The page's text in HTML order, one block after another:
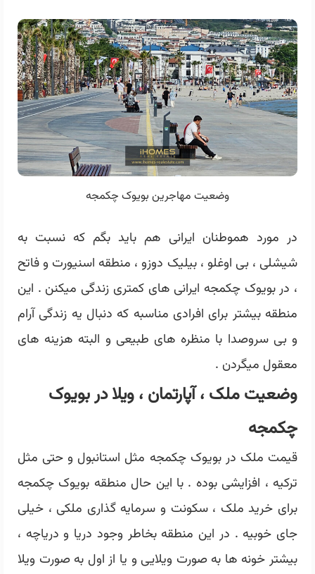
وضعیت مهاجرین بویوک چکمجه
در مورد هموطنان ایرانی هم باید بگم که نسبت به
شیشلی ، بی اوغلو ، بیلیک دوزو ، منطقه اسنیورت و فاتح
، در بویوک چکمجه ایرانی های کمتری زندگی میکنن . این
منطقه بیشتر برای افرادی مناسبه که دنبال یه زندگی آرام
و بی سروصدا با منظره های طبیعی و البته هزینه های
معقول میگردن .
وضعیت ملک ، آپارتمان ، ویلا در بویوک
چکمجه
قیمت ملک در بویوک چکمجه مثل استانبول و حتی مثل
ترکیه ، افزایشی بوده . با این حال منطقه بویوک چکمجه
برای خرید ملک ، سکونت و سرمایه گذاری ملکی ، خیلی
جای خوبیه . در این منطقه بخاطر وجود دریا و دریاچه ،
بیشتر خونه ها به صورت ویلایی و یا از اول به صورت ویلا